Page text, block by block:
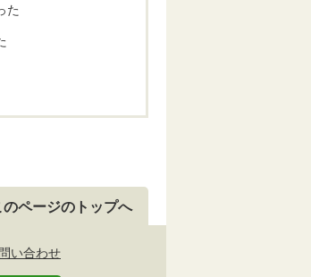
た
のページのトップへ
い合わせ